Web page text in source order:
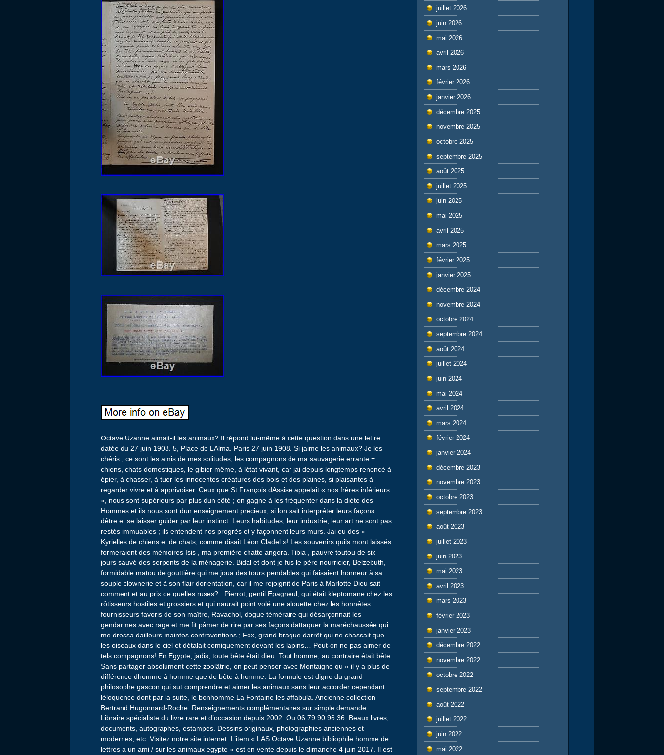
Octave Uzanne aimait-il les animaux? Il répond lui-même à cette question dans une lettre
datée du 27 juin 1908. 5, Place de LAlma. Paris 27 juin 1908. Si jaime les animaux? Je les
chéris ; ce sont les amis de mes solitudes, les compagnons de ma sauvagerie errante =
chiens, chats domestiques, le gibier même, à létat vivant, car jai depuis longtemps renoncé à
épier, à chasser, à tuer les innocentes créatures des bois et des plaines, si plaisantes à
regarder vivre et à apprivoiser. Ceux que St François dAssise appelait « nos frères inférieurs
», nous sont supérieurs par plus dun côté ; on gagne à les fréquenter dans la diète des
Hommes et ils nous sont dun enseignement précieux, si lon sait interpréter leurs façons
dêtre et se laisser guider par leur instinct. Leurs habitudes, leur industrie, leur art ne sont pas
restés immuables ; ils entendent nos progrès et y façonnent leurs murs. Jai eu des «
Kyrielles de chiens et de chats, comme disait Léon Cladel »! Les souvenirs quils mont laissés
formeraient des mémoires Isis , ma première chatte angora. Tibia , pauvre toutou de six
jours sauvé des serpents de la ménagerie. Bidal et dont je fus le père nourricier, Belzebuth,
formidable matou de gouttière qui me joua des tours pendables qui faisaient honneur à sa
souple clownerie et à son flair dorientation, car il me rejoignit de Paris à Marlotte Dieu sait
comment et au prix de quelles ruses? . Pierrot, gentil Epagneul, qui était kleptomane chez les
rôtisseurs hostiles et grossiers et qui naurait point volé une alouette chez les honnêtes
fournisseurs favoris de son maître, Ravachol, dogue téméraire qui désarçonnait les
gendarmes avec rage et me fit pâmer de rire par ses façons dattaquer la maréchaussée qui
me dressa dailleurs maintes contraventions ; Fox, grand braque darrêt qui ne chassait que
les oiseaux dans le ciel et détalait comiquement devant les lapins… Peut-on ne pas aimer de
tels compagnons! En Egypte, jadis, toute bête était dieu. Tout homme, au contraire était bête.
Sans partager absolument cette zoolâtrie, on peut penser avec Montaigne qu « il y a plus de
différence dhomme à homme que de bête à homme. La formule est digne du grand
philosophe gascon qui sut comprendre et aimer les animaux sans leur accorder cependant
léloquence dont par la suite, le bonhomme La Fontaine les affabula. Ancienne collection
Bertrand Hugonnard-Roche. Renseignements complémentaires sur simple demande.
Libraire spécialiste du livre rare et d’occasion depuis 2002. Ou 06 79 90 96 36. Beaux livres,
documents, autographes, estampes. Dessins originaux, photographies anciennes et
modernes, etc. Visitez notre site internet. L’item « LAS Octave Uzanne bibliophile homme de
lettres à un ami / sur les animaux egypte » est en vente depuis le dimanche 4 juin 2017. Il est
juillet 2026
juin 2026
mai 2026
avril 2026
mars 2026
février 2026
janvier 2026
décembre 2025
novembre 2025
octobre 2025
septembre 2025
août 2025
juillet 2025
juin 2025
mai 2025
avril 2025
mars 2025
février 2025
janvier 2025
décembre 2024
novembre 2024
octobre 2024
septembre 2024
août 2024
juillet 2024
juin 2024
mai 2024
avril 2024
mars 2024
février 2024
janvier 2024
décembre 2023
novembre 2023
octobre 2023
septembre 2023
août 2023
juillet 2023
juin 2023
mai 2023
avril 2023
mars 2023
février 2023
janvier 2023
décembre 2022
novembre 2022
octobre 2022
septembre 2022
août 2022
juillet 2022
juin 2022
mai 2022